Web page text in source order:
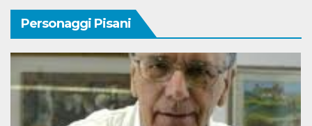
Personaggi Pisani